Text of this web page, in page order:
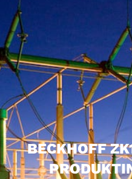
BECKHOFF